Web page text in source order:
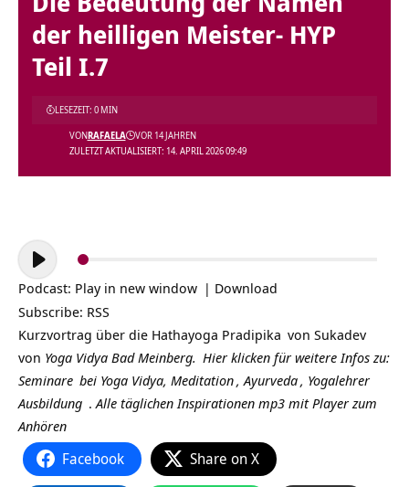
der heilligen Meister- HYP
Teil I.7
ZULETZT AKTUALISIERT: 14. APRIL 2026 09:49
VONRAFAELA VOR 14 JAHREN
LESEZEIT: 0 MIN
Audio-
Player
Podcast: Play in new window | Download
Subscribe: RSS
Kurzvortrag über die Hathayoga Pradipika von Sukadev
von Yoga Vidya Bad Meinberg. Hier klicken für weitere Infos zu:
Seminare bei Yoga Vidya, Meditation, Ayurveda, Yogalehrer
Ausbildung . Alle täglichen Inspirationen mp3 mit Player zum
Anhören
Facebook Share on X